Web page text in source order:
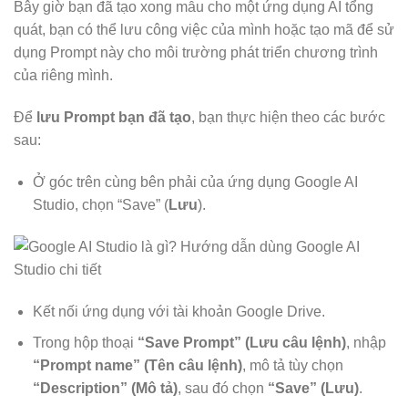
Bây giờ bạn đã tạo xong mẫu cho một ứng dụng AI tổng
quát, bạn có thể lưu công việc của mình hoặc tạo mã để sử
dụng Prompt này cho môi trường phát triển chương trình
của riêng mình.
Để lưu Prompt bạn đã tạo, bạn thực hiện theo các bước
sau:
Ở góc trên cùng bên phải của ứng dụng Google AI
Studio, chọn “Save” (Lưu).
Kết nối ứng dụng với tài khoản Google Drive.
Trong hộp thoại “Save Prompt” (Lưu câu lệnh), nhập
“Prompt name” (Tên câu lệnh), mô tả tùy chọn
“Description” (Mô tả), sau đó chọn “Save” (Lưu).